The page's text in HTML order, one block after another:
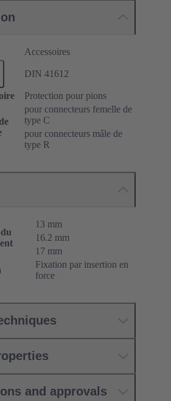
Accessoires
DIN 41612
Protection pour pions
pour connecteurs femelle de
type C
pour connecteurs mâle de
type R
13 mm
16.2 mm
17 mm
Fixation par insertion en
force
and approvals